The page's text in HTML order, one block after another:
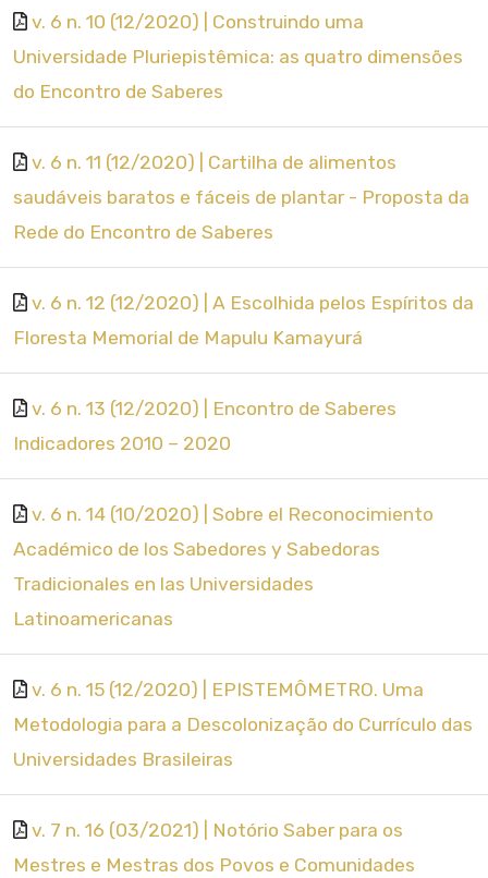
v. 6 n. 10 (12/2020) | Construindo uma
Universidade Pluriepistêmica: as quatro dimensões
do Encontro de Saberes
v. 6 n. 11 (12/2020) | Cartilha de alimentos
saudáveis baratos e fáceis de plantar - Proposta da
Rede do Encontro de Saberes
v. 6 n. 12 (12/2020) | A Escolhida pelos Espíritos da
Floresta Memorial de Mapulu Kamayurá
v. 6 n. 13 (12/2020) | Encontro de Saberes
Indicadores 2010 – 2020
v. 6 n. 14 (10/2020) | Sobre el Reconocimiento
Académico de los Sabedores y Sabedoras
Tradicionales en las Universidades
Latinoamericanas
v. 6 n. 15 (12/2020) | EPISTEMÔMETRO. Uma
Metodologia para a Descolonização do Currículo das
Universidades Brasileiras
v. 7 n. 16 (03/2021) | Notório Saber para os
Mestres e Mestras dos Povos e Comunidades